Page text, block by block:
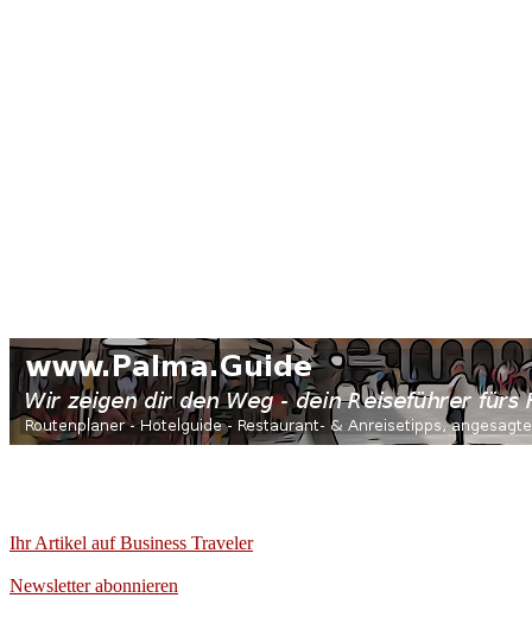
Ihr Artikel auf Business Traveler
Newsletter abonnieren